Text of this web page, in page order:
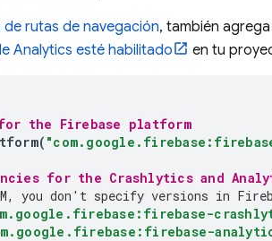
rutas de navegación, también
Analytics esté habilitado en tu
the Firebase platform
(
for the Crashlytics and
, you don't specify versions in